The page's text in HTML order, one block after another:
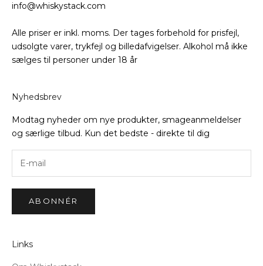
info@whiskystack.com
Alle priser er inkl. moms. Der tages forbehold for prisfejl,
udsolgte varer, trykfejl og billedafvigelser. Alkohol må ikke
sælges til personer under 18 år
Nyhedsbrev
Modtag nyheder om nye produkter, smageanmeldelser
og særlige tilbud. Kun det bedste - direkte til dig
ABONNÉR
Links